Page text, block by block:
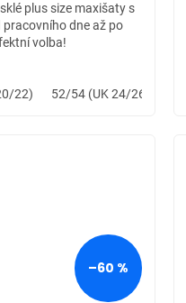
plus size maxišaty s
pracovního dne až po
volba!
22) 52/54 (UK 24/26)
–60 %